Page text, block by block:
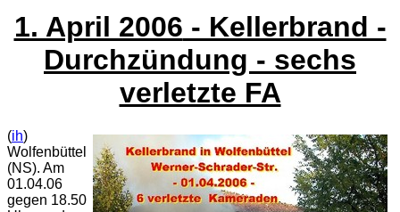
1. April 2006 - Kellerbrand -
Durchzündung - sechs
verletzte FA
(ih)
Wolfenbüttel
(NS). Am
01.04.06
gegen 18.50